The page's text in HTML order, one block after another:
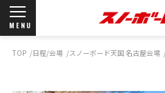
MENU
TOP 日程/会場 スノーボード天国 名古屋会場